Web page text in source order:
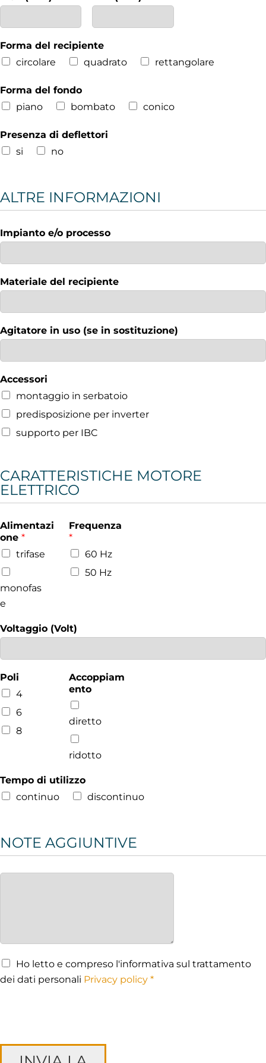
Forma del recipiente
circolare
quadrato rettangolare
Forma del fondo
piano
bombato conico
Presenza di deflettori
si
no
ALTRE INFORMAZIONI
Impianto e/o processo
Materiale del recipiente
Agitatore in uso (se in sostituzione)
Accessori
montaggio in serbatoio
predisposizione per inverter
supporto per IBC
CARATTERISTICHE MOTORE
ELETTRICO
Alimentazi
one *
trifase
monofas
e
Frequenza
*
60 Hz
50 Hz
Voltaggio (Volt)
Poli
4
6
8
Accoppiam
ento
diretto
ridotto
Tempo di utilizzo
continuo
discontinuo
NOTE AGGIUNTIVE
Ho letto e compreso l'informativa sul trattamento
dei dati personali Privacy policy *